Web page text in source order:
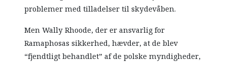
problemer med tilladelser til skydevåben.
Men Wally Rhoode, der er ansvarlig for
Ramaphosas sikkerhed, hævder, at de blev
“fjendtligt behandlet” af de polske myndigheder,